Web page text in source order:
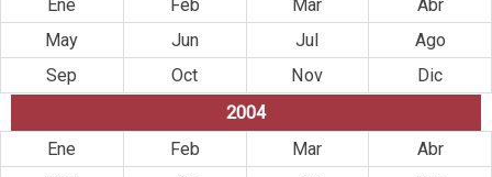
Ene
Feb Mar
Abr
May
Jun Jul
Ago
Sep
Oct Nov
Dic
2004
Ene
Feb Mar
Abr